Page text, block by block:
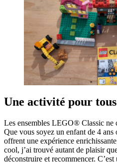
Une activité pour tous
Les ensembles LEGO® Classic ne
Que vous soyez un enfant de 4
offrent une expérience
cool, j’ai trouvé autant de plaisir
déconstruire et recommencer.